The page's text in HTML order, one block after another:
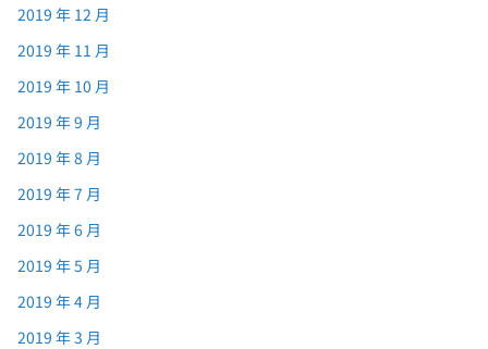
2019 年 12 月
2019 年 11 月
2019 年 10 月
2019 年 9 月
2019 年 8 月
2019 年 7 月
2019 年 6 月
2019 年 5 月
2019 年 4 月
2019 年 3 月